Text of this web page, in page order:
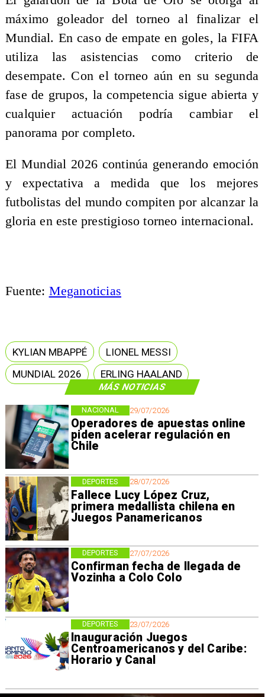
MÁS NOTICIAS
29/07/2026
Operadores de apuestas online
piden acelerar regulación en
Chile
NACIONAL
28/07/2026
Fallece Lucy López Cruz,
primera medallista chilena en
Juegos Panamericanos
DEPORTES
27/07/2026
Confirman fecha de llegada de
Vozinha a Colo Colo
DEPORTES
23/07/2026
Inauguración Juegos
Centroamericanos y del Caribe:
Horario y Canal
DEPORTES
máximo goleador del torneo al finalizar el
Mundial. En caso de empate en goles, la FIFA
utiliza las asistencias como criterio de
desempate. Con el torneo aún en su segunda
fase de grupos, la competencia sigue abierta y
cualquier actuación podría cambiar el
panorama por completo.
El Mundial 2026 continúa generando emoción
y expectativa a medida que los mejores
futbolistas del mundo compiten por alcanzar la
gloria en este prestigioso torneo internacional.
Fuente: Meganoticias
KYLIAN MBAPPÉ
LIONEL MESSI
MUNDIAL 2026
ERLING HAALAND